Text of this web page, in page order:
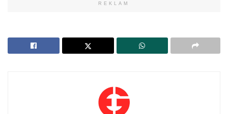
REKLAM